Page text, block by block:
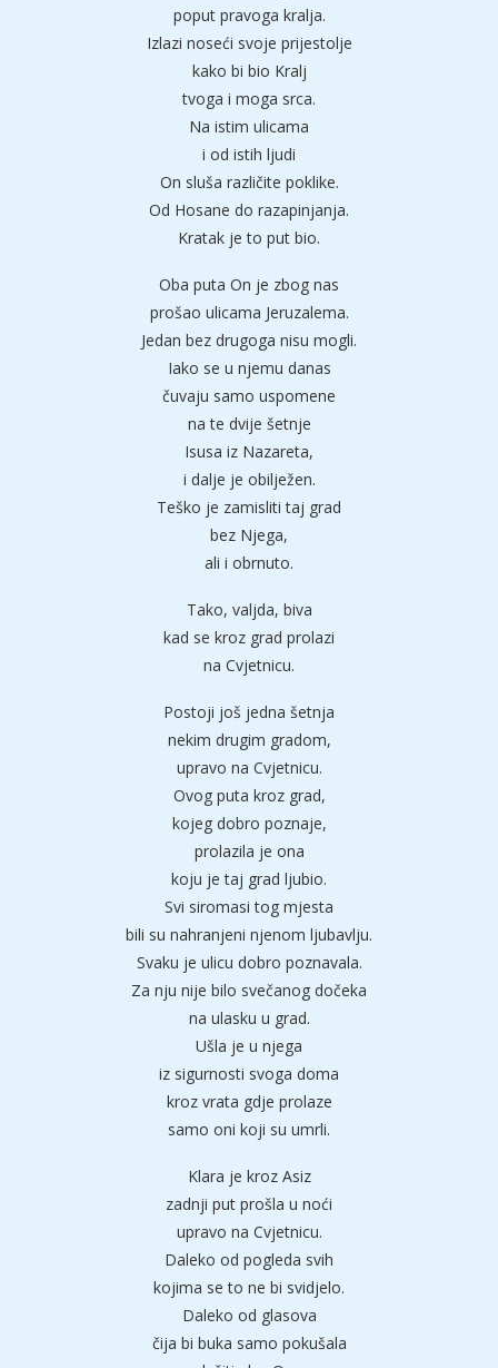
poput pravoga kralja.
Izlazi noseći svoje prijestolje
kako bi bio Kralj
tvoga i moga srca.
Na istim ulicama
i od istih ljudi
On sluša različite poklike.
Od Hosane do razapinjanja.
Kratak je to put bio.
Oba puta On je zbog nas
prošao ulicama Jeruzalema.
Jedan bez drugoga nisu mogli.
Iako se u njemu danas
čuvaju samo uspomene
na te dvije šetnje
Isusa iz Nazareta,
i dalje je obilježen.
Teško je zamisliti taj grad
bez Njega,
ali i obrnuto.
Tako, valjda, biva
kad se kroz grad prolazi
na Cvjetnicu.
Postoji još jedna šetnja
nekim drugim gradom,
upravo na Cvjetnicu.
Ovog puta kroz grad,
kojeg dobro poznaje,
prolazila je ona
koju je taj grad ljubio.
Svi siromasi tog mjesta
bili su nahranjeni njenom ljubavlju.
Svaku je ulicu dobro poznavala.
Za nju nije bilo svečanog dočeka
na ulasku u grad.
Ušla je u njega
iz sigurnosti svoga doma
kroz vrata gdje prolaze
samo oni koji su umrli.
Klara je kroz Asiz
zadnji put prošla u noći
upravo na Cvjetnicu.
Daleko od pogleda svih
kojima se to ne bi svidjelo.
Daleko od glasova
čija bi buka samo pokušala